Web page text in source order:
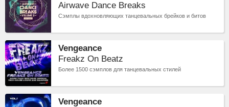
Airwave Dance Breaks
Сэмплы вдохновляющих танцевальных брейков и битов
Vengeance
Freakz On Beatz
Более 1500 сэмплов для танцевальных стилей
Vengeance